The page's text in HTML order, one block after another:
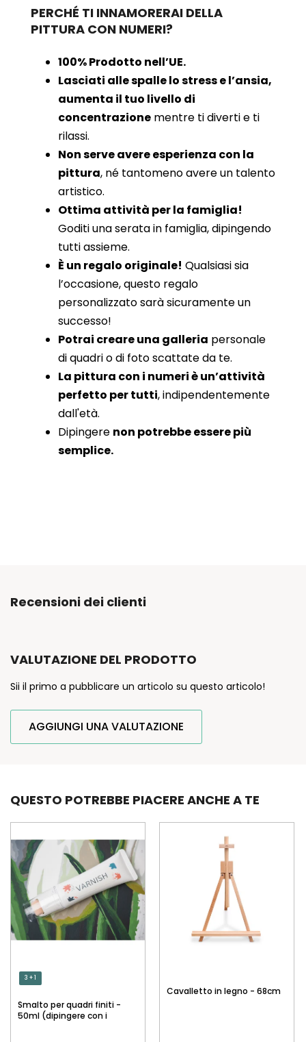
PERCHÉ TI INNAMORERAI DELLA
PITTURA CON NUMERI?
100% Prodotto nell’UE.
Lasciati alle spalle lo stress e l’ansia,
aumenta il tuo livello di
concentrazione mentre ti diverti e ti
rilassi.
Non serve avere esperienza con la
pittura, né tantomeno avere un talento
artistico.
Ottima attività per la famiglia!
Goditi una serata in famiglia, dipingendo
tutti assieme.
È un regalo originale! Qualsiasi sia
l’occasione, questo regalo
personalizzato sarà sicuramente un
successo!
Potrai creare una galleria personale
di quadri o di foto scattate da te.
La pittura con i numeri è un’attività
perfetto per tutti, indipendentemente
dall'età.
Dipingere non potrebbe essere più
semplice.
Recensioni dei clienti
VALUTAZIONE DEL PRODOTTO
Sii il primo a pubblicare un articolo su questo articolo!
AGGIUNGI UNA VALUTAZIONE
QUESTO POTREBBE PIACERE ANCHE A TE
3 + 1
Smalto per quadri finiti -
50ml (dipingere con i
Cavalletto in legno - 68cm